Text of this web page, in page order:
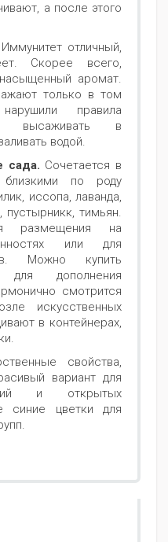
а после этого
Иммунитет отличный,
Скорее всего,
аромат.
только в том
правила
высаживать в
водой.
сада. Сочетается в
по роду
иссопа, лаванда,
тимьян.
размещения на
или для
Можно купить
дополнения
смотрится
искусственных
в контейнерах,
свойства,
вариант для
и открытых
синие цветки для